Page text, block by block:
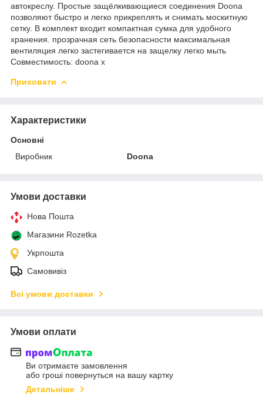
автокреслу. Простые защёлкивающиеся соединения Doona
позволяют быстро и легко прикреплять и снимать москитную
сетку. В комплект входит компактная сумка для удобного
хранения. прозрачная сеть безопасности максимальная
вентиляция легко застегивается на защелку легко мыть
Совместимость: doona x
Приховати
Характеристики
Основні
Виробник
Doona
Умови доставки
Нова Пошта
Магазини Rozetka
Укрпошта
Самовивіз
Всі умови доставки
Умови оплати
Ви отримаєте замовлення
або гроші повернуться на вашу картку
Детальніше